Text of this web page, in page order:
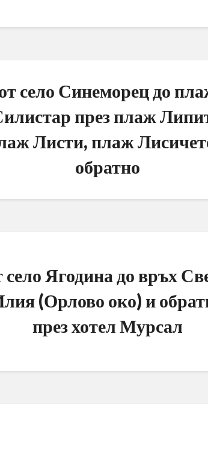
село Синеморец до
през плаж
Листи, плаж
обратно
село Ягодина до връх
(Орлово око) и
през хотел Мурсал